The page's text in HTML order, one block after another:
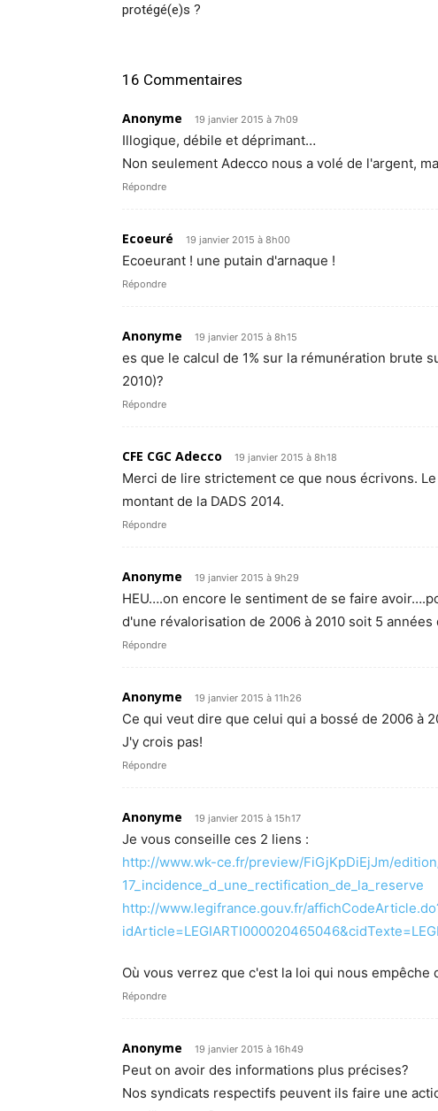
protégé(e)s ?
16 Commentaires
Anonyme 19 janvier 2015 à 7h09
Illogique, débile et déprimant…
Non seulement Adecco nous a volé de l'argent,
Répondre
Ecoeuré 19 janvier 2015 à 8h00
Ecoeurant ! une putain d'arnaque !
Répondre
Anonyme 19 janvier 2015 à 8h15
es que le calcul de 1% sur la rémunération brute
2010)?
Répondre
CFE CGC Adecco 19 janvier 2015 à 8h18
Merci de lire strictement ce que nous écrivons.
montant de la DADS 2014.
Répondre
Anonyme 19 janvier 2015 à 9h29
HEU….on encore le sentiment de se faire
d'une révalorisation de 2006 à 2010 soit 5
Répondre
Anonyme 19 janvier 2015 à 11h26
Ce qui veut dire que celui qui a bossé de 2006 à
J'y crois pas!
Répondre
Anonyme 19 janvier 2015 à 15h17
Je vous conseille ces 2 liens :
http://www.wk-ce.fr/preview/FiGjKpDiEjJm/
17_incidence_d_une_rectification_de_la_reserve
http://www.legifrance.gouv.fr/
Où vous verrez que c'est la loi qui nous
Répondre
Anonyme 19 janvier 2015 à 16h49
Peut on avoir des informations plus précises?
Nos syndicats respectifs peuvent ils faire une